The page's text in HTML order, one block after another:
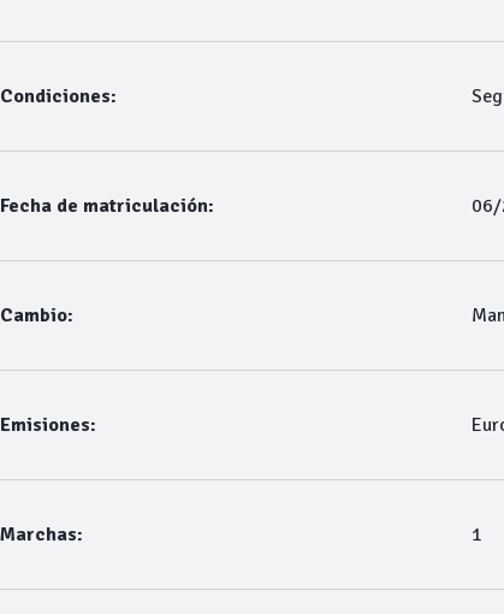
Condiciones:
Fecha de matriculación:
Cambio:
Emisiones:
Marchas: 1